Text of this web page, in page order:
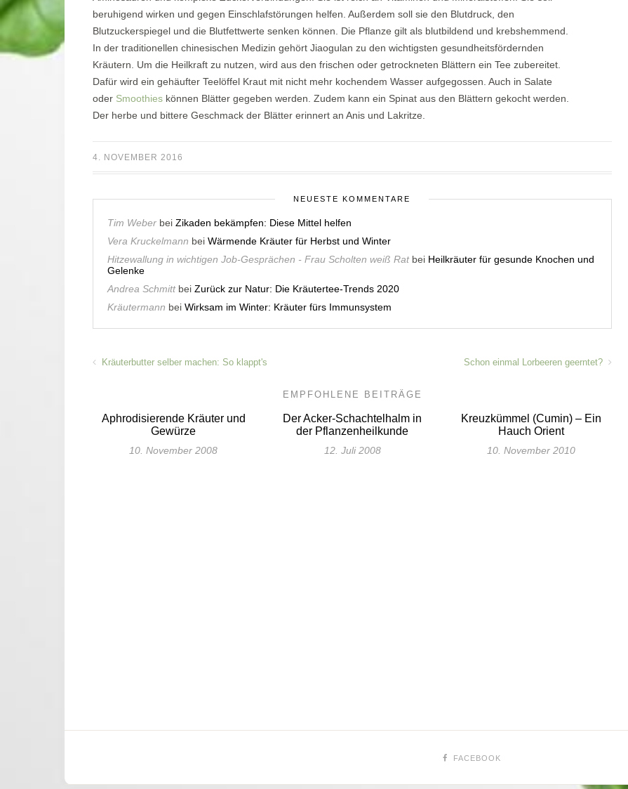
beruhigend wirken und gegen Einschlafstörungen helfen. Außerdem soll sie den Blutdruck, den
Blutzuckerspiegel und die Blutfettwerte senken können. Die Pflanze gilt als blutbildend und krebshemmend.
In der traditionellen chinesischen Medizin gehört Jiaogulan zu den wichtigsten gesundheitsfördernden
Kräutern. Um die Heilkraft zu nutzen, wird aus den frischen oder getrockneten Blättern ein Tee zubereitet.
Dafür wird ein gehäufter Teelöffel Kraut mit nicht mehr kochendem Wasser aufgegossen. Auch in Salate
oder Smoothies können Blätter gegeben werden. Zudem kann ein Spinat aus den Blättern gekocht werden.
Der herbe und bittere Geschmack der Blätter erinnert an Anis und Lakritze.
4. NOVEMBER 2016
NEUESTE KOMMENTARE
Tim Weber bei Zikaden bekämpfen: Diese Mittel helfen
Vera Kruckelmann bei Wärmende Kräuter für Herbst und Winter
Hitzewallung in wichtigen Job-Gesprächen - Frau Scholten weiß Ratbei Heilkräuter für gesunde Knochen und
Gelenke
Andrea Schmittbei Zurück zur Natur: Die Kräutertee-Trends 2020
Kräutermann bei Wirksam im Winter: Kräuter fürs Immunsystem
Kräuterbutter selber machen: So klappt's Schon einmal Lorbeeren geerntet?
EMPFOHLENE BEITRÄGE
Aphrodisierende Kräuter und
Gewürze
10. November 2008
Der Acker-Schachtelhalm in
der Pflanzenheilkunde
12. Juli 2008
Kreuzkümmel (Cumin) – Ein
Hauch Orient
10. November 2010
FACEBOOK